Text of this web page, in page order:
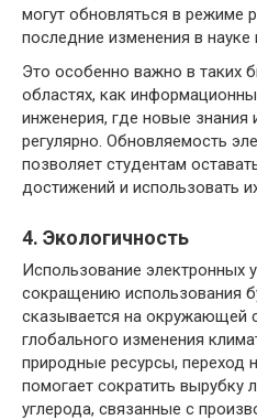
могут обновляться в режиме
последние изменения в науке
Это особенно важно в таких
областях, как
инженерия, где новые знания
регулярно. Обновляемость
позволяет студентам
достижений и использовать
4. Экологичность
Использование электронных
сокращению использования
сказывается на окружающей
глобального изменения
природные ресурсы, переход
помогает сократить
углерода, связанные с